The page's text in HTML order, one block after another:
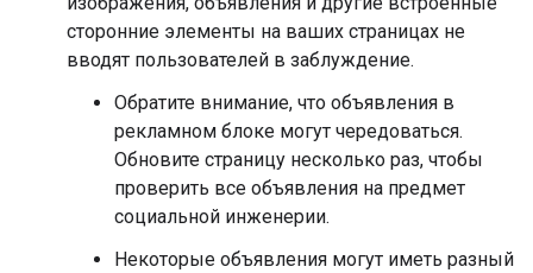
сторонние элементы на ваших страницах не
вводят пользователей в заблуждение.
Обратите внимание, что объявления в
рекламном блоке могут чередоваться.
Обновите страницу несколько раз, чтобы
проверить все объявления на предмет
социальной инженерии.
Некоторые объявления могут иметь разный